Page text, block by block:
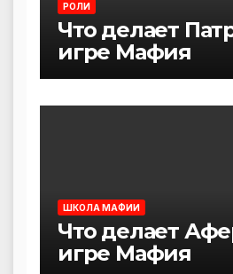
РОЛИ
Что делает
игре Мафия
ШКОЛА МАФИИ
Что делает
игре Мафия